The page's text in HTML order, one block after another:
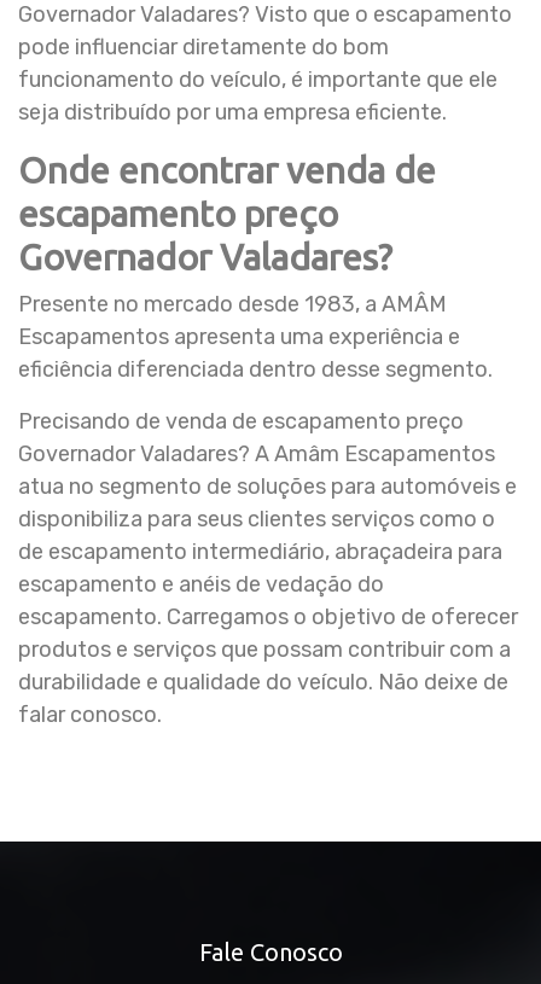
Governador Valadares? Visto que o escapamento
pode influenciar diretamente do bom
funcionamento do veículo, é importante que ele
seja distribuído por uma empresa eficiente.
Onde encontrar venda de
escapamento preço
Governador Valadares?
Presente no mercado desde 1983, a AMÂM
Escapamentos apresenta uma experiência e
eficiência diferenciada dentro desse segmento.
Precisando de venda de escapamento preço
Governador Valadares? A Amâm Escapamentos
atua no segmento de soluções para automóveis e
disponibiliza para seus clientes serviços como o
de escapamento intermediário, abraçadeira para
escapamento e anéis de vedação do
escapamento. Carregamos o objetivo de oferecer
produtos e serviços que possam contribuir com a
durabilidade e qualidade do veículo. Não deixe de
falar conosco.
Fale Conosco